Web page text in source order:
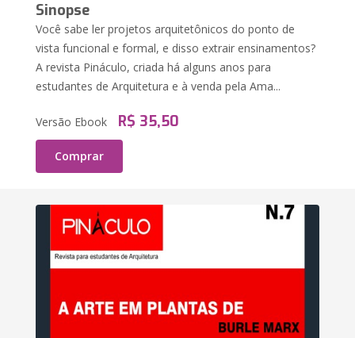
Sinopse
Você sabe ler projetos arquitetônicos do ponto de
vista funcional e formal, e disso extrair ensinamentos?
A revista Pináculo, criada há alguns anos para
estudantes de Arquitetura e à venda pela Ama...
Versão Ebook R$ 35,50
Comprar